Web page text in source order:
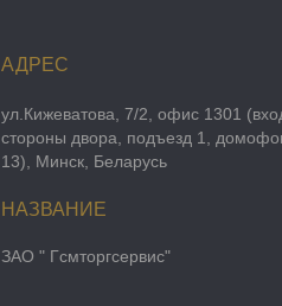
ул.Кижеватова, 7/2, офис 1301
стороны двора, подъезд 1,
13), Минск, Беларусь
ЗАО " Гсмторгсервис"